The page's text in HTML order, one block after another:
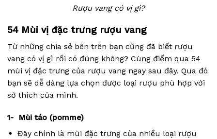
Rượu vang có vị gì?
54 Mùi vị đặc trưng rượu vang
Từ những chia sẻ bên trên bạn cũng đã biết rượu
vang có vị gì rồi có đúng không? Cùng điểm qua 54
mùi vị đặc trưng của rượu vang ngay sau đây. Qua đó
bạn sẽ dễ dàng lựa chọn được loại rượu phù hợp với
sở thích của mình.
1- Mùi táo (pomme)
Đây chính là mùi đặc trưng của nhiều loại rượu